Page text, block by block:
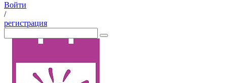
Войти
/
регистрация